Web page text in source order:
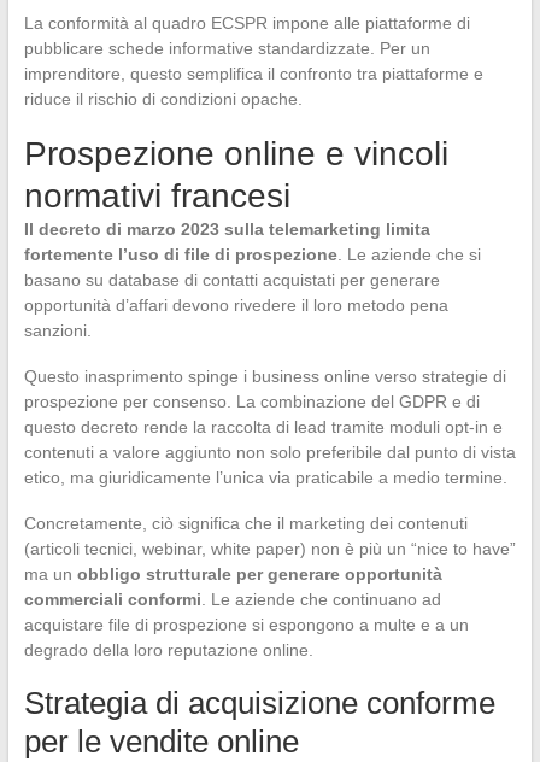
La conformità al quadro ECSPR impone alle piattaforme di
pubblicare schede informative standardizzate. Per un
imprenditore, questo semplifica il confronto tra piattaforme e
riduce il rischio di condizioni opache.
Prospezione online e vincoli
normativi francesi
Il decreto di marzo 2023 sulla telemarketing limita
fortemente l’uso di file di prospezione. Le aziende che si
basano su database di contatti acquistati per generare
opportunità d’affari devono rivedere il loro metodo pena
sanzioni.
Questo inasprimento spinge i business online verso strategie di
prospezione per consenso. La combinazione del GDPR e di
questo decreto rende la raccolta di lead tramite moduli opt-in e
contenuti a valore aggiunto non solo preferibile dal punto di vista
etico, ma giuridicamente l’unica via praticabile a medio termine.
Concretamente, ciò significa che il marketing dei contenuti
(articoli tecnici, webinar, white paper) non è più un “nice to have”
ma un obbligo strutturale per generare opportunità
commerciali conformi . Le aziende che continuano ad
acquistare file di prospezione si espongono a multe e a un
degrado della loro reputazione online.
Strategia di acquisizione conforme
per le vendite online